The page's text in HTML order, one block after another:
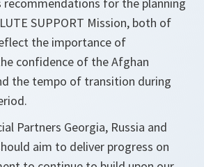
SUPPORT Mission, both of
the importance of
confidence of the Afghan
the tempo of transition during
Partners Georgia, Russia and
aim to deliver progress on